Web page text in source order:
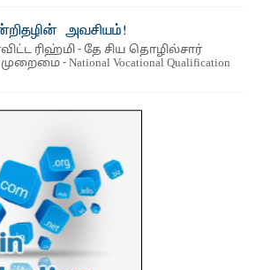
அவசியம்!
ரிஹ்மி - தே சிய தொழில்சார்
- National Vocational Qualification